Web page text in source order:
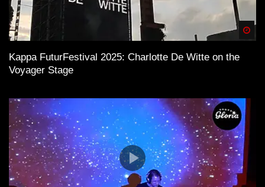
Kappa FuturFestival 2025: Charlotte De Witte on the
Voyager Stage